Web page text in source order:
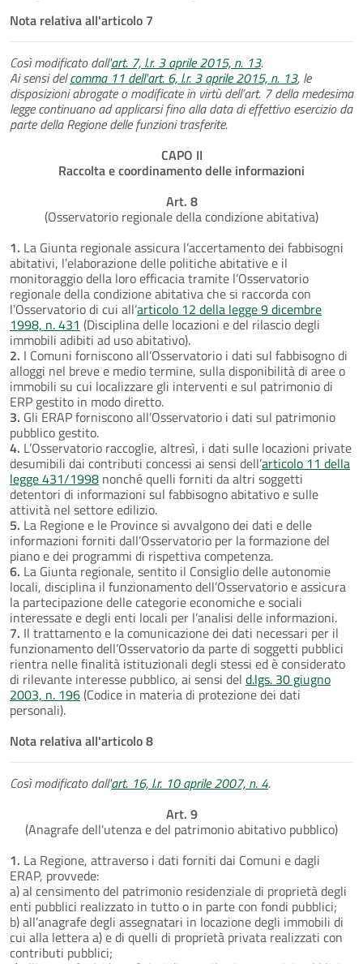
Nota relativa all'articolo 7
Così modificato dall'art. 7, l.r. 3 aprile 2015, n. 13.
Ai sensi delcomma 11 dell'art. 6, l.r. 3 aprile 2015, n. 13, le
disposizioni abrogate o modificate in virtù dell’art. 7 della medesima
legge continuano ad applicarsi fino alla data di effettivo esercizio da
parte della Regione delle funzioni trasferite.
CAPO II
Raccolta e coordinamento delle informazioni
Art. 8
(Osservatorio regionale della condizione abitativa)
1. La Giunta regionale assicura l’accertamento dei fabbisogni
abitativi, l’elaborazione delle politiche abitative e il
monitoraggio della loro efficacia tramite l’Osservatorio
regionale della condizione abitativa che si raccorda con
l’Osservatorio di cui all’articolo 12 della legge 9 dicembre
1998, n. 431 (Disciplina delle locazioni e del rilascio degli
immobili adibiti ad uso abitativo).
2. I Comuni forniscono all’Osservatorio i dati sul fabbisogno di
alloggi nel breve e medio termine, sulla disponibilità di aree o
immobili su cui localizzare gli interventi e sul patrimonio di
ERP gestito in modo diretto.
3. Gli ERAP forniscono all’Osservatorio i dati sul patrimonio
pubblico gestito.
4. L’Osservatorio raccoglie, altresì, i dati sulle locazioni private
desumibili dai contributi concessi ai sensi dell’articolo 11 della
legge 431/1998 nonché quelli forniti da altri soggetti
detentori di informazioni sul fabbisogno abitativo e sulle
attività nel settore edilizio.
5. La Regione e le Province si avvalgono dei dati e delle
informazioni forniti dall’Osservatorio per la formazione del
piano e dei programmi di rispettiva competenza.
6. La Giunta regionale, sentito il Consiglio delle autonomie
locali, disciplina il funzionamento dell’Osservatorio e assicura
la partecipazione delle categorie economiche e sociali
interessate e degli enti locali per l’analisi delle informazioni.
7. Il trattamento e la comunicazione dei dati necessari per il
funzionamento dell’Osservatorio da parte di soggetti pubblici
rientra nelle finalità istituzionali degli stessi ed è considerato
di rilevante interesse pubblico, ai sensi del d.lgs. 30 giugno
2003, n. 196(Codice in materia di protezione dei dati
personali).
Nota relativa all'articolo 8
Così modificato dall'art. 16, l.r. 10 aprile 2007, n. 4.
Art. 9
(Anagrafe dell'utenza e del patrimonio abitativo pubblico)
1. La Regione, attraverso i dati forniti dai Comuni e dagli
ERAP, provvede:
a) al censimento del patrimonio residenziale di proprietà degli
enti pubblici realizzato in tutto o in parte con fondi pubblici;
b) all’anagrafe degli assegnatari in locazione degli immobili di
cui alla lettera a) e di quelli di proprietà privata realizzati con
contributi pubblici;